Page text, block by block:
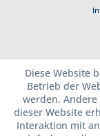
Diese Website
Betrieb der
werden.
dieser Website
Interaktion mit